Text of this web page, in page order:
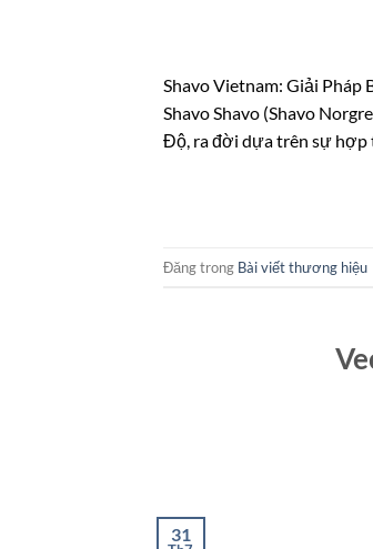
Shavo Vietnam: Giải Pháp
Shavo Shavo (Shavo
Độ, ra đời dựa trên sự hợp
Đăng trong Bài viết thương hiệu
31